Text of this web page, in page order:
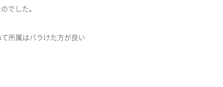
でした。
所属はバラけた方が良い